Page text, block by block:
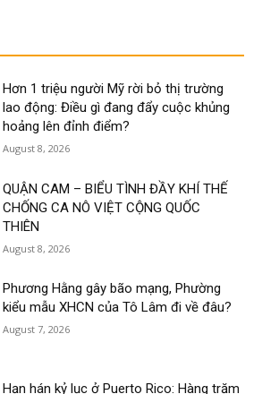
Hơn 1 triệu người Mỹ rời bỏ thị trường
lao động: Điều gì đang đẩy cuộc khủng
hoảng lên đỉnh điểm?
August 8, 2026
QUẬN CAM – BIỂU TÌNH ĐẦY KHÍ THẾ
CHỐNG CA NÔ VIỆT CỘNG QUỐC
THIÊN
August 8, 2026
Phương Hằng gây bão mạng, Phường
kiểu mẫu XHCN của Tô Lâm đi về đâu?
August 7, 2026
Hạn hán kỷ lục ở Puerto Rico: Hàng trăm